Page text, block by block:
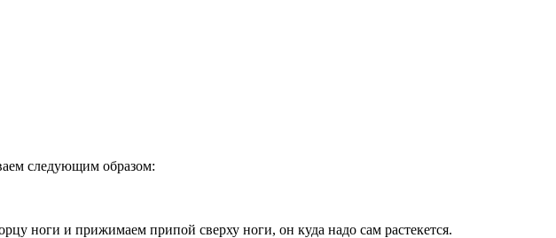
следующим образом:
ноги и прижимаем припой сверху ноги, он куда надо сам растекется.